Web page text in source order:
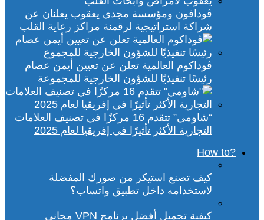
ڤودافون ومؤسسة مجدي يعقوب يعلنان عن
شراكة استراتيجية لرقمنة مراكز رعاية القلب
ڤوداكوم العالمية تعلن عن تعيين أيمن عصام
رئيسًا تنفيذيًا للشؤون الخارجية للمجموعة
“شاومي” تتقدم 16 مركزًا في تصنيف العلامات
التجارية الأكثر تأثيرًا في إفريقيا لعام 2025
?How to
كيف تصنع استيكر من صورك المفضلة
لاستخدامه داخل تطبيق واتساب؟
كيفية تحميل أفضل برنامج VPN مجاني